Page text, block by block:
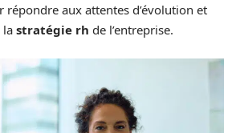
répondre aux attentes d’évolution et
la stratégie rh de l’entreprise.